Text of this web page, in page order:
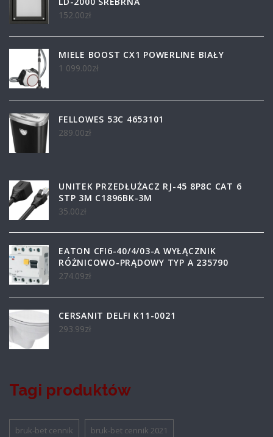
152.00zł
MIELE BOOST CX1 POWERLINE BIAŁY
1 099.00zł
FELLOWES 53C 4653101
289.00zł
UNITEK PRZEDŁUŻACZ RJ-45 8P8C CAT 6
STP 3M C1896BK-3M
35.00zł
EATON CFI6-40/4/03-A WYŁĄCZNIK
RÓŻNICOWO-PRĄDOWY TYP A 235790
274.09zł
CERSANIT DELFI K11-0021
293.99zł
Tagi produktów
bruk-bet cennik bruk-bet cennik 2021